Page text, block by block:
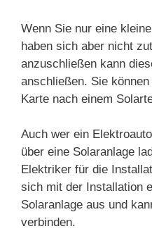
Wenn Sie nur eine
haben sich aber nicht
anzuschließen kann
anschließen. Sie
Karte nach einem
Auch wer ein
über eine Solaranlage
Elektriker für die
sich mit der Installation
Solaranlage aus und
verbinden.